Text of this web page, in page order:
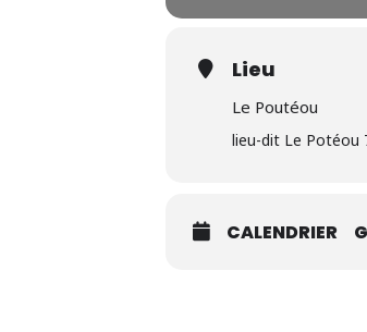
Lieu
Le Poutéou
lieu-dit Le Potéou
CALENDRIER